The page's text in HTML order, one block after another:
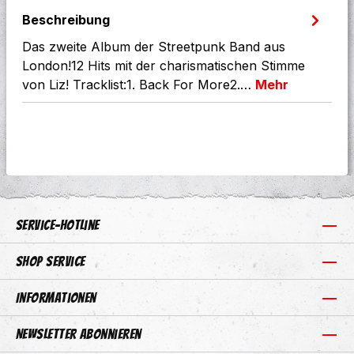
Beschreibung
Das zweite Album der Streetpunk Band aus
London!12 Hits mit der charismatischen Stimme
von Liz! Tracklist:1. Back For More2.… Mehr
Service-Hotline
Shop Service
Informationen
Newsletter abonnieren